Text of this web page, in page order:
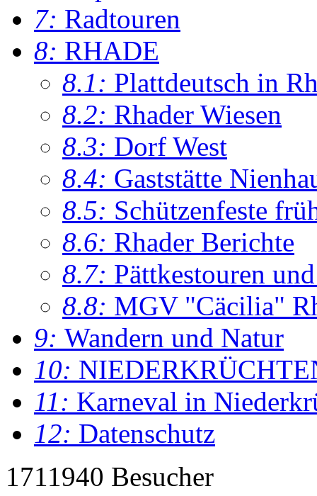
7: Radtouren
8: RHADE
8.1: Plattdeutsch in
8.2: Rhader Wiesen
8.3: Dorf West
8.4: Gaststätte
8.5: Schützenfeste
8.6: Rhader Berichte
8.7: Pättkestouren
8.8: MGV "Cäcilia"
9: Wandern und Natur
10:
11: Karneval in
12: Datenschutz
1711940 Besucher